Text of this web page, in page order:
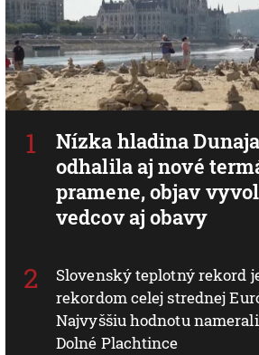
Nízka hladina Dunaja
odhalila aj nové
pramene, objav
vedcov aj obavy
Slovenský teplotný rekord
rekordom celej strednej
Najvyššiu hodnotu
Dolné Plachtince